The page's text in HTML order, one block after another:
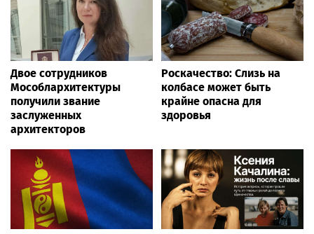
Двое сотрудников
Мособлархитектуры
получили звание
заслуженных
архитекторов
Роскачество: Слизь на
колбасе может быть
крайне опасна для
здоровья